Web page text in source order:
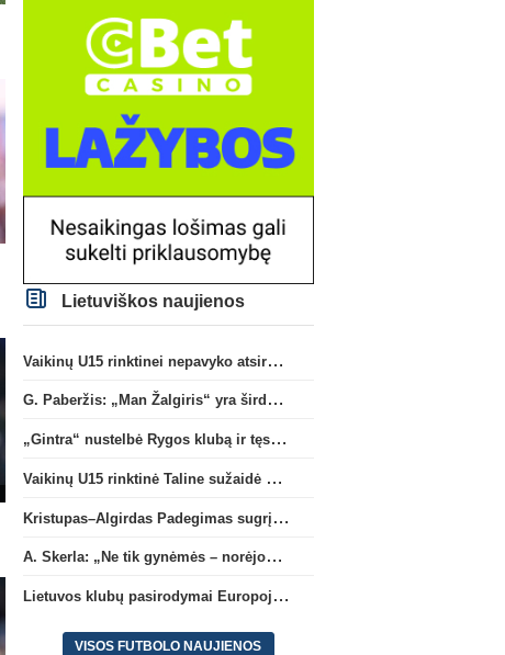
Lietuviškos naujienos
Vaikinų U15 rinktinei nepavyko atsirevanšuoti estams
G. Paberžis: „Man Žalgiris“ yra širdyje“
„Gintra“ nustelbė Rygos klubą ir tęs kovas UEFA Europos taurės atrankoje
Vaikinų U15 rinktinė Taline sužaidė pirmąsias kontrolines rungtynes
Kristupas–Algirdas Padegimas sugrįžta į FC „Hegelmann” B sudėtį
A. Skerla: „Ne tik gynėmės – norėjome atakuoti“
Lietuvos klubų pasirodymai Europoje: patirti pralaimėjimai Kroatijos atstovams
VISOS FUTBOLO NAUJIENOS